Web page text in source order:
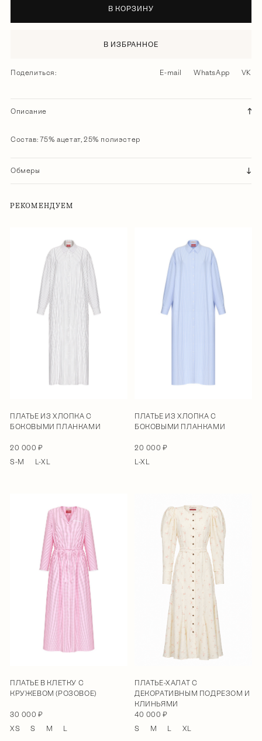
В КОРЗИНУ
В ИЗБРАННОЕ
Поделиться: E-mail WhatsApp VK
Описание
Состав: 75% ацетат, 25% полиэстер
Обмеры
РЕКОМЕНДУЕМ
ПЛАТЬЕ ИЗ ХЛОПКА С
БОКОВЫМИ ПЛАНКАМИ
20 000 ₽
S-M
L-XL
ПЛАТЬЕ ИЗ ХЛОПКА С
БОКОВЫМИ ПЛАНКАМИ
20 000 ₽
L-XL
ПЛАТЬЕ В КЛЕТКУ С
КРУЖЕВОМ (РОЗОВОЕ)
30 000 ₽
XS
S M L
ПЛАТЬЕ-ХАЛАТ С
ДЕКОРАТИВНЫМ ПОДРЕЗОМ И
КЛИНЬЯМИ
40 000 ₽
S
M L XL